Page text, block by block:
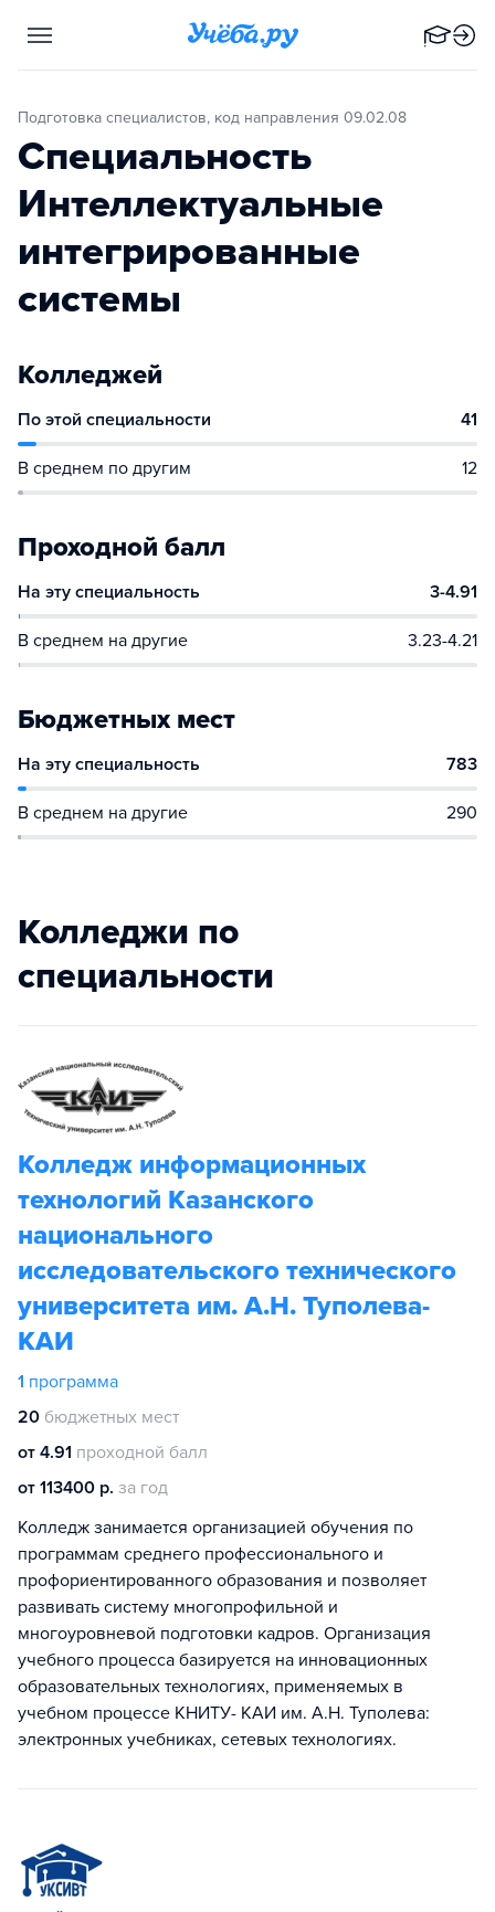
Подготовка специалистов, код направления 09.02.08
Специальность
Интеллектуальные
интегрированные
системы
Колледжей
По этой специальности 41
В среднем по другим 12
Проходной балл
На эту специальность 3-4.91
В среднем на другие 3.23-4.21
Бюджетных мест
На эту специальность 783
В среднем на другие 290
Колледжи по
специальности
Колледж информационных
технологий Казанского
национального
исследовательского технического
университета им. А.Н. Туполева-
КАИ
1 программа
20 бюджетных мест
от 4.91 проходной балл
от 113400 р. за год
Колледж занимается организацией обучения по
программам среднего профессионального и
профориентированного образования и позволяет
развивать систему многопрофильной и
многоуровневой подготовки кадров. Организация
учебного процесса базируется на инновационных
образовательных технологиях, применяемых в
учебном процессе КНИТУ- КАИ им. А.Н. Туполева:
электронных учебниках, сетевых технологиях.